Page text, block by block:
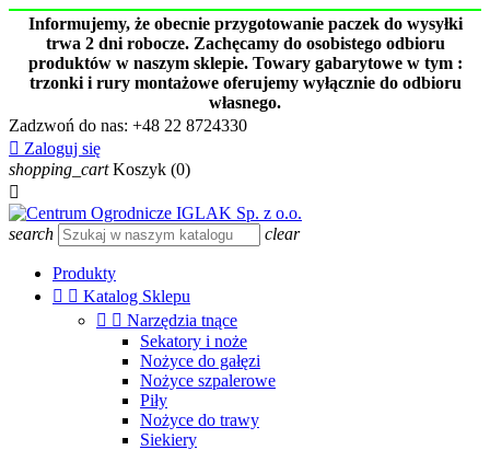
Informujemy, że obecnie przygotowanie paczek do wysyłki
trwa 2 dni robocze. Zachęcamy do osobistego odbioru
produktów w naszym sklepie. Towary gabarytowe w tym :
trzonki i rury montażowe oferujemy wyłącznie do odbioru
własnego.
Zadzwoń do nas: +48 22 8724330
 Zaloguj się
shopping_cart Koszyk (0)

search clear
Produkty
  Katalog Sklepu
  Narzędzia tnące
Sekatory i noże
Nożyce do gałęzi
Nożyce szpalerowe
Piły
Nożyce do trawy
Siekiery